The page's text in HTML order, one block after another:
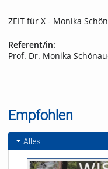
ZEIT für X - Monika
Referent/in:
Prof. Dr. Monika
Empfohlen
Alles